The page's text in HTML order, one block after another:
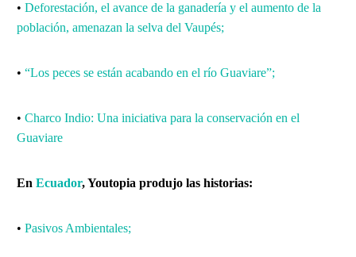
• Deforestación, el avance de la ganadería y el aumento de la
población, amenazan la selva del Vaupés;
• “Los peces se están acabando en el río Guaviare”;
• Charco Indio: Una iniciativa para la conservación en el
Guaviare
En Ecuador, Youtopia produjo las historias:
• Pasivos Ambientales;